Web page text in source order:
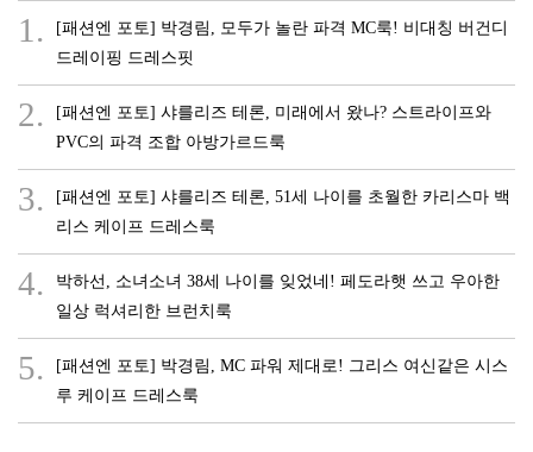
1.
[패션엔 포토] 박경림, 모두가 놀란 파격 MC룩! 비대칭 버건디
드레이핑 드레스핏
2.
[패션엔 포토] 샤를리즈 테론, 미래에서 왔나? 스트라이프와
PVC의 파격 조합 아방가르드룩
3.
[패션엔 포토] 샤를리즈 테론, 51세 나이를 초월한 카리스마 백
리스 케이프 드레스룩
4.
박하선, 소녀소녀 38세 나이를 잊었네! 페도라햇 쓰고 우아한
일상 럭셔리한 브런치룩
5.
[패션엔 포토] 박경림, MC 파워 제대로! 그리스 여신같은 시스
루 케이프 드레스룩